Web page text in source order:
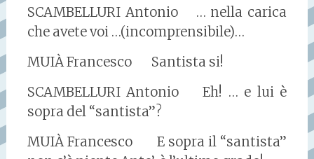
SCAMBELLURI Antonio … nella carica
che avete voi …(incomprensibile)…
MUIÀ Francesco Santista si!
SCAMBELLURI Antonio Eh! … e lui è
sopra del “santista”?
MUIÀ Francesco E sopra il “santista”